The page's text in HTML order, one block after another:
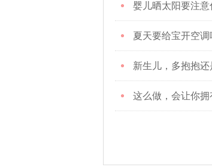
婴儿晒太阳要注
夏天要给宝开空调
新生儿，多抱抱还
这么做，会让你拥